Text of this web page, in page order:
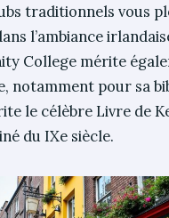
traditionnels vous
l’ambiance
College mérite
notamment pour sa
le célèbre Livre de
du IXe siècle.